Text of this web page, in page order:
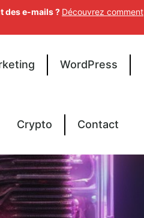
WordPress
Crypto Contact
des e-mails ? Découvrez comment